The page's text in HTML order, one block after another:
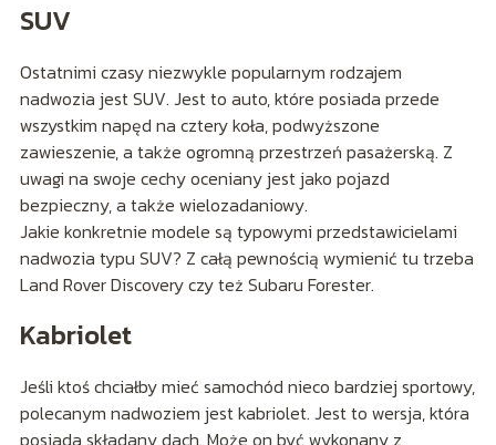
SUV
Ostatnimi czasy niezwykle popularnym rodzajem
nadwozia jest SUV. Jest to auto, które posiada przede
wszystkim napęd na cztery koła, podwyższone
zawieszenie, a także ogromną przestrzeń pasażerską. Z
uwagi na swoje cechy oceniany jest jako pojazd
bezpieczny, a także wielozadaniowy.
Jakie konkretnie modele są typowymi przedstawicielami
nadwozia typu SUV? Z całą pewnością wymienić tu trzeba
Land Rover Discovery czy też Subaru Forester.
Kabriolet
Jeśli ktoś chciałby mieć samochód nieco bardziej sportowy,
polecanym nadwoziem jest kabriolet. Jest to wersja, która
posiada składany dach. Może on być wykonany z